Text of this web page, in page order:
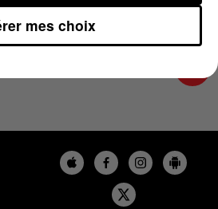
mes choix